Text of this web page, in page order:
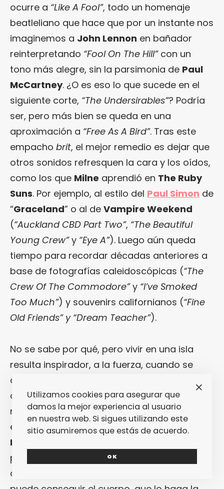
ocurre a “Like A Fool”, todo un homenaje
beatleliano que hace que por un instante nos
imaginemos a John Lennon en bañador
reinterpretando “Fool On The Hill” con un
tono más alegre, sin la parsimonia de Paul
McCartney. ¿O es eso lo que sucede en el
siguiente corte, “The Undersirables”? Podría
ser, pero más bien se queda en una
aproximación a “Free As A Bird”. Tras este
empacho brit, el mejor remedio es dejar que
otros sonidos refresquen la cara y los oídos,
como los que Milne aprendió en The Ruby
Suns. Por ejemplo, al estilo del Paul Simon de
“Graceland” o al de Vampire Weekend
(“Auckland CBD Part Two”, “The Beautiful
Young Crew”y “Eye A”). Luego aún queda
tiempo para recordar décadas anteriores a
base de fotografías caleidoscópicas (“The
Crew Of The Commodore”y “I’ve Smoked
Too Much”) y souvenirs californianos (“Fine
Old Friends” y “Dream Teacher”).
No se sabe por qué, pero vivir en una isla
resulta inspirador, a la fuerza, cuando se
quiere componer música. Y más si hablamos
de Nueva Zelanda. Un entorno rodeado de
mar, unos parajes peculiares, la lejanía con
el resto del mundo… Será por eso que a
Lawrence Arabia
plasmar en “
Chant Darling
que se escapa su mente creativa. Si no lo
Utilizamos cookies para asegurar que
damos la mejor experiencia al usuario
en nuestra web. Si sigues utilizando este
sitio asumiremos que estás de acuerdo.
OK